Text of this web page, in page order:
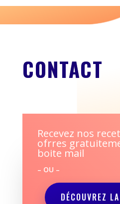
CONTACT
Recevez nos
ofrres
boite mail
– OU –
DÉCOUVREZ